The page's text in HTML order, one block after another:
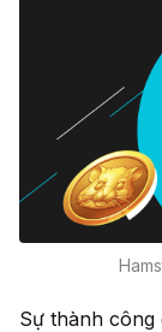
Sự thành công